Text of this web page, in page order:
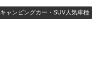
キャンピングカー・SUV人気車種